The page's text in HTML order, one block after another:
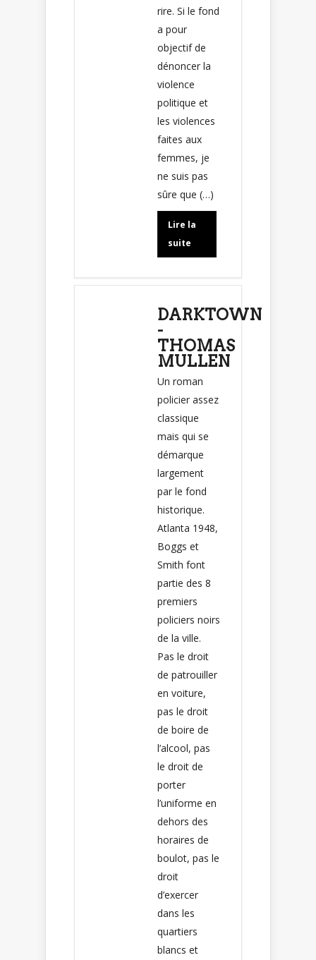
rire. Si le fond
a pour
objectif de
dénoncer la
violence
politique et
les violences
faites aux
femmes, je
ne suis pas
sûre que (…)
Lire la
suite
DARKTOWN
-
THOMAS
MULLEN
Un roman
policier assez
classique
mais qui se
démarque
largement
par le fond
historique.
Atlanta 1948,
Boggs et
Smith font
partie des 8
premiers
policiers noirs
de la ville.
Pas le droit
de patrouiller
en voiture,
pas le droit
de boire de
l’alcool, pas
le droit de
porter
l’uniforme en
dehors des
horaires de
boulot, pas le
droit
d’exercer
dans les
quartiers
blancs et